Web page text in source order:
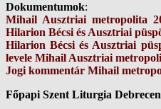
Dokumentumok:
Mihail Ausztriai metropolita
Hilarion Bécsi és Ausztriai
Hilarion Bécsi és Ausztriai
levele Mihail Ausztriai
Jogi kommentár Mihail
Főpapi Szent Liturgia